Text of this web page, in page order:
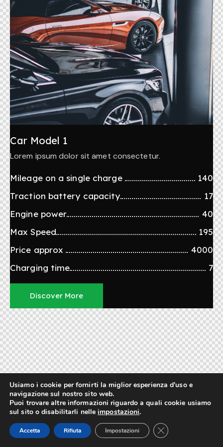
Car Model 1
Lorem ipsum dolor sit amet consectetur.
Mileage on a single charge
140
Traction battery capacity
17
Engine power
40
Max Speed
195
Price approx
4000
7
Charging time
Discover More
Usiamo i cookie per fornirti la miglior esperienza d'uso e
navigazione sul nostro sito web.
Puoi trovare altre informazioni riguardo a quali cookie usiamo
sul sito o disabilitarli nelleimpostazioni.
Accetta Rifiuta Impostazioni Close GDPR